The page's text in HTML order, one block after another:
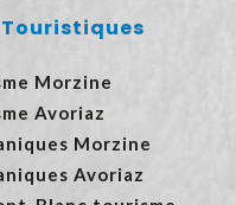
Morzine
Avoriaz
Morzine
Avoriaz